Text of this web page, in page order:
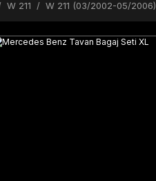
W 211 W 211 (03/2002-05/2006)